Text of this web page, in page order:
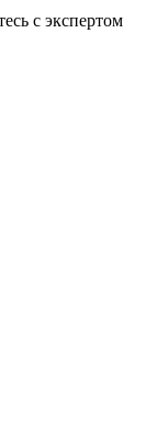
с экспертом